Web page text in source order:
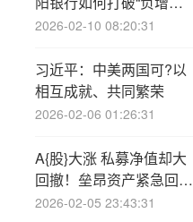
魔咒
2026-02-10 08:20:31
习近平：中美两国可?以
相互成就、共同繁荣
2026-02-06 01:26:31
A{股}大涨 私募净值却大
回撤！垒昂资产紧急回应
来了
2026-02-05 23:43:31